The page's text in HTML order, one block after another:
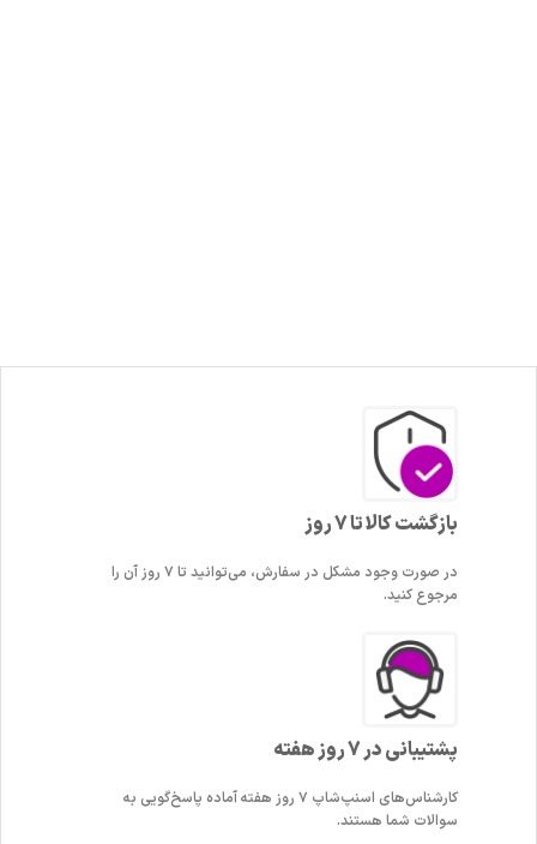
بازگشت کالا تا 7 روز
در صورت وجود مشکل در سفارش، می‌توانید تا ۷ روز آن را
مرجوع کنید.
پشتیبانی در 7 روز هفته
کارشناس‌های اسنپ‌شاپ ۷ روز هفته آماده پاسخ‌گویی به
سوالات شما هستند.